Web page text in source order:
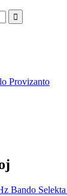
Provizanto